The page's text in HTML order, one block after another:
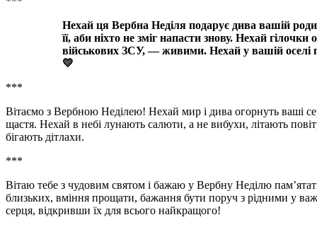
Нехай ця Вербна Неділя подарує дива вашій родині, виб’є всіх ворогів з України та закриє
її, аби ніхто не зміг напасти знову. Нехай
військових ЗСУ, — живими. Нехай у вашій оселі
💛
***
Вітаємо з Вербною Неділею! Нехай мир і дива огорнуть ваші
щастя. Нехай в небі лунають салюти, а не вибухи, літають
бігають дітлахи.
***
Вітаю тебе з чудовим святом і бажаю у Вербну Неділю
близьких, вміння прощати, бажання бути поруч з рідними у
серця, відкривши їх для всього найкращого!